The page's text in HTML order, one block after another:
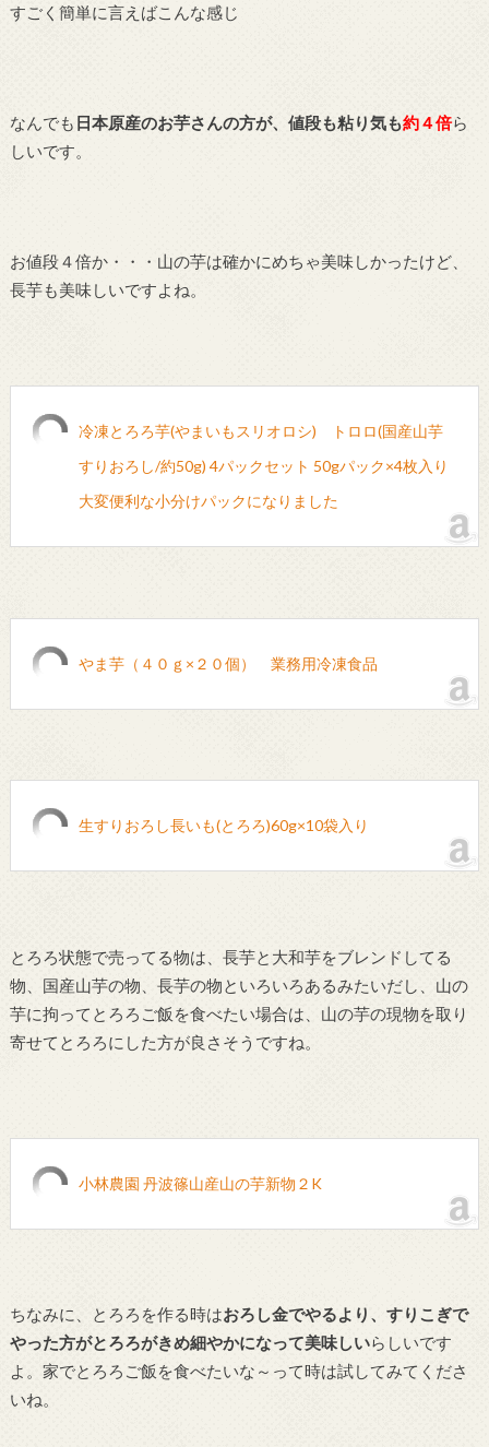
すごく簡単に言えばこんな感じ
なんでも 日本原産のお芋さんの方が、値段も粘り気も約４倍ら
しいです。
お値段４倍か・・・山の芋は確かにめちゃ美味しかったけど、
長芋も美味しいですよね。
冷凍とろろ芋(やまいもスリオロシ) トロロ(国産山芋
すりおろし/約50g) 4パックセット 50gパック×4枚入り
大変便利な小分けパックになりました
やま芋（４０ｇ×２０個） 業務用冷凍食品
生すりおろし長いも(とろろ)60g×10袋入り
とろろ状態で売ってる物は、長芋と大和芋をブレンドしてる
物、国産山芋の物、長芋の物といろいろあるみたいだし、山の
芋に拘ってとろろご飯を食べたい場合は、山の芋の現物を取り
寄せてとろろにした方が良さそうですね。
小林農園 丹波篠山産山の芋新物２K
ちなみに、とろろを作る時はおろし金でやるより、すりこぎで
やった方がとろろがきめ細やかになって美味しいらしいです
よ。家でとろろご飯を食べたいな～って時は試してみてくださ
いね。